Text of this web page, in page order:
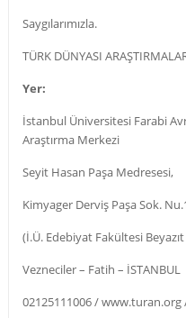
Saygılarımızla.
TÜRK DÜNYASI
Yer:
İstanbul Üniversitesi Farabi
Araştırma Merkezi
Seyit Hasan Paşa Medresesi,
Kimyager Derviş Paşa Sok.
(İ.Ü. Edebiyat Fakültesi Beyazıt
Vezneciler – Fatih – İSTANBUL
02125111006 /